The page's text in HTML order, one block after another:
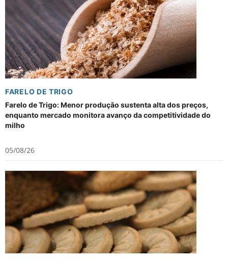
FARELO DE TRIGO
Farelo de Trigo: Menor produção sustenta alta dos preços,
enquanto mercado monitora avanço da competitividade do
milho
05/08/26